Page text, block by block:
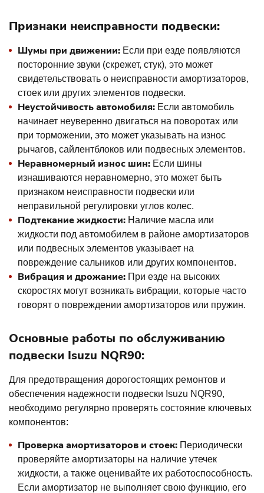
Признаки неисправности подвески:
Шумы при движении: Если при езде появляются
посторонние звуки (скрежет, стук), это может
свидетельствовать о неисправности амортизаторов,
стоек или других элементов подвески.
Неустойчивость автомобиля: Если автомобиль
начинает неуверенно двигаться на поворотах или
при торможении, это может указывать на износ
рычагов, сайлентблоков или подвесных элементов.
Неравномерный износ шин: Если шины
изнашиваются неравномерно, это может быть
признаком неисправности подвески или
неправильной регулировки углов колес.
Подтекание жидкости: Наличие масла или
жидкости под автомобилем в районе амортизаторов
или подвесных элементов указывает на
повреждение сальников или других компонентов.
Вибрация и дрожание: При езде на высоких
скоростях могут возникать вибрации, которые часто
говорят о повреждении амортизаторов или пружин.
Основные работы по обслуживанию
подвески Isuzu NQR90:
Для предотвращения дорогостоящих ремонтов и
обеспечения надежности подвески Isuzu NQR90,
необходимо регулярно проверять состояние ключевых
компонентов:
Проверка амортизаторов и стоек: Периодически
проверяйте амортизаторы на наличие утечек
жидкости, а также оценивайте их работоспособность.
Если амортизатор не выполняет свою функцию, его